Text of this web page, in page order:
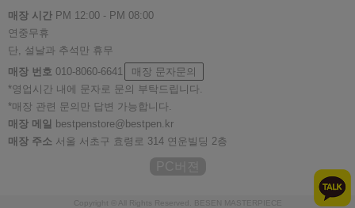
매장 시간 PM 12:00 - PM 08:00
연중무휴
단, 설날과 추석만 휴무
매장 번호 010-8060-6641
매장 문자문의
*영업시간 내에 문자로 문의 부탁드립니다.
*매장 관련 문의만 답변 가능합니다.
매장 메일 bestpenstore@bestpen.kr
매장 주소 서울 서초구 효령로 314 연운빌딩 2층
Copyright © All Rights Reserved. BESEN MASTERPIECE